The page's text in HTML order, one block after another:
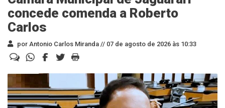
concede comenda a Roberto
Carlos
por Antonio Carlos Miranda // 07 de agosto de 2026 às 10:33